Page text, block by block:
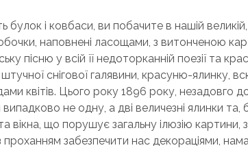
булок і ковбаси, ви побачите в нашій
наповнені ласощами, з витонченою
пісню у всій її недоторканній поезії та
снігової галявини, красуню-ялинку,
квітів. Цього року 1896 року, незадовго
не одну, а дві величезні ялинки
вікна, що порушує загальну ілюзію картини,
забезпечити нас декораціями,